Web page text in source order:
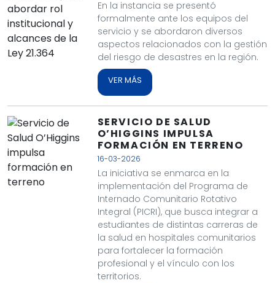
En la instancia se presentó
formalmente ante los equipos del
servicio y se abordaron diversos
aspectos relacionados con la gestión
del riesgo de desastres en la región.
VER MÁS
SERVICIO DE SALUD
O’HIGGINS IMPULSA
FORMACIÓN EN TERRENO
16-03-2026
La iniciativa se enmarca en la
implementación del Programa de
Internado Comunitario Rotativo
Integral (PICRI), que busca integrar a
estudiantes de distintas carreras de
la salud en hospitales comunitarios
para fortalecer la formación
profesional y el vínculo con los
territorios.